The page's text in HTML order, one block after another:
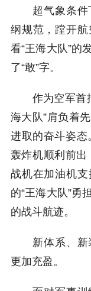
超气象条件
纲规范，蹚开
看“王海大队”的
了“敢”字。
作为空军首批
海大队”肩负着
进取的奋斗姿
轰炸机顺利前
战机在加油机
的“王海大队”勇
的战斗航迹。
新体系、新
更加充盈。